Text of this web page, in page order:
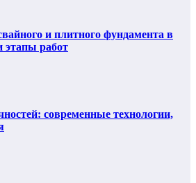
и плитного фундамента в
этапы работ
современные технологии,